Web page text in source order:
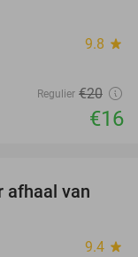
9.8 star
Regulier €20
€16
35%
afhaal van
9.4 star